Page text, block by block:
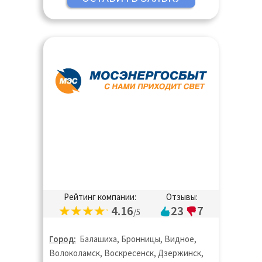
Рейтинг компании:
4.16/5
Отзывы:
23 7
Город: Балашиха, Бронницы, Видное,
Волоколамск, Воскресенск, Дзержинск,